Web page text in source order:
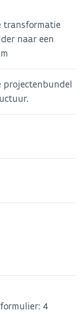
transformatie
naar een
projectenbundel
4